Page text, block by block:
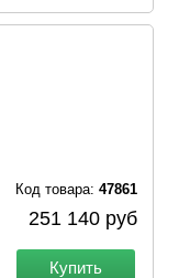
Код товара: 47861
251 140 руб
Купить